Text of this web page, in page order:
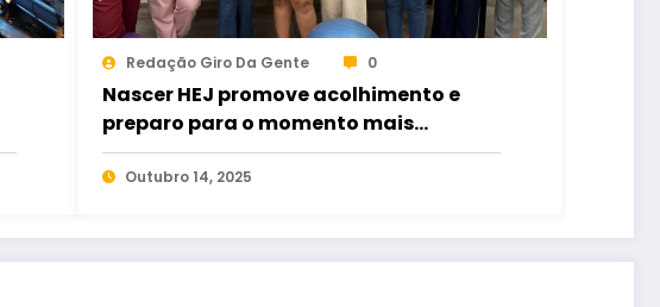
Redação Giro Da Gente 0
Nascer HEJ promove acolhimento e
preparo para o momento mais
esperado da maternidade
Outubro 14, 2025